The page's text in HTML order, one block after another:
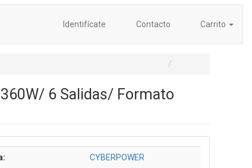
Identifícate Contacto Carrito
6 Salidas/ Formato
CYBERPOWER